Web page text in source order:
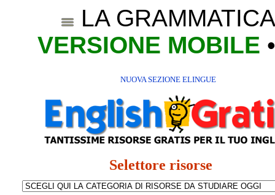
LA
VERSIONE MOBILE
NUOVA SEZIONE ELINGUE
Selettore risorse